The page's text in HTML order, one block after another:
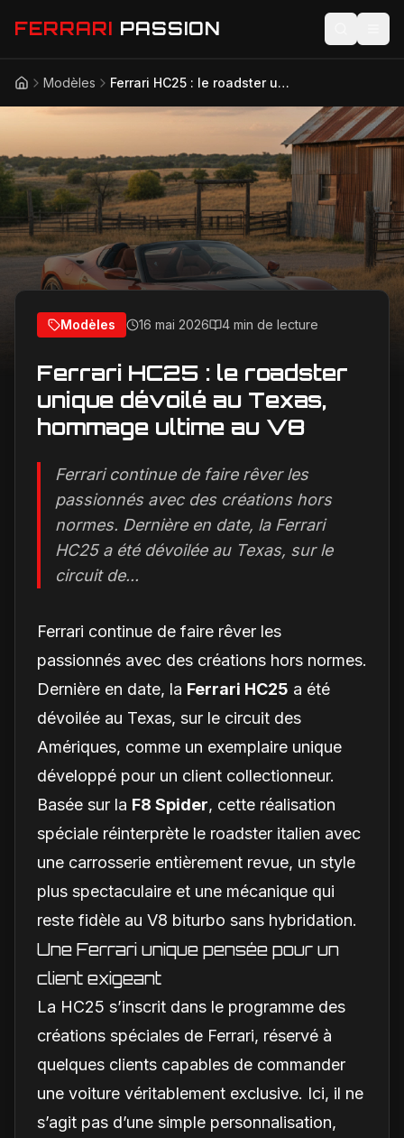
FERRARI PASSION
Actualités
Compétition
Technologie
Lifestyle
AccueilModèles Ferrari HC25 : le roadster unique dévoilé au Texas, hommage ultime au V8
Modèles 16 mai 2026 4 min de lecture
Ferrari HC25 : le roadster
unique dévoilé au Texas,
hommage ultime au V8
Ferrari continue de faire rêver les
passionnés avec des créations hors
normes. Dernière en date, la Ferrari
HC25 a été dévoilée au Texas, sur le
circuit de...
Ferrari continue de faire rêver les
passionnés avec des créations hors normes.
Dernière en date, la Ferrari HC25 a été
dévoilée au Texas, sur le circuit des
Amériques, comme un exemplaire unique
développé pour un client collectionneur.
Basée sur la F8 Spider, cette réalisation
spéciale réinterprète le roadster italien avec
une carrosserie entièrement revue, un style
plus spectaculaire et une mécanique qui
reste fidèle au V8 biturbo sans hybridation.
Une Ferrari unique pensée pour un
client exigeant
La HC25 s’inscrit dans le programme des
créations spéciales de Ferrari, réservé à
quelques clients capables de commander
une voiture véritablement exclusive. Ici, il ne
s’agit pas d’une simple personnalisation,